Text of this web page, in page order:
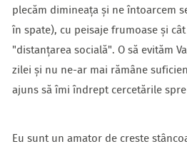
plecăm dimineața și ne întoarcem
în spate), cu peisaje frumoase și
"distanțarea socială". O să evităm
zilei și nu ne-ar mai rămâne
ajuns să îmi îndrept cercetările
Eu sunt un amator de creste